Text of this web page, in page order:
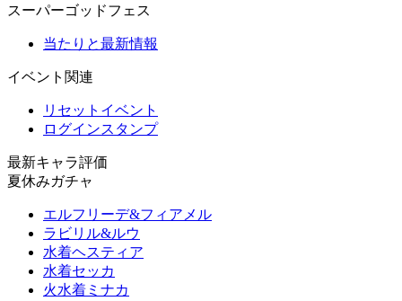
スーパーゴッドフェス
当たりと最新情報
イベント関連
リセットイベント
ログインスタンプ
最新キャラ評価
夏休みガチャ
エルフリーデ&フィアメル
ラビリル&ルウ
水着ヘスティア
水着セッカ
火水着ミナカ